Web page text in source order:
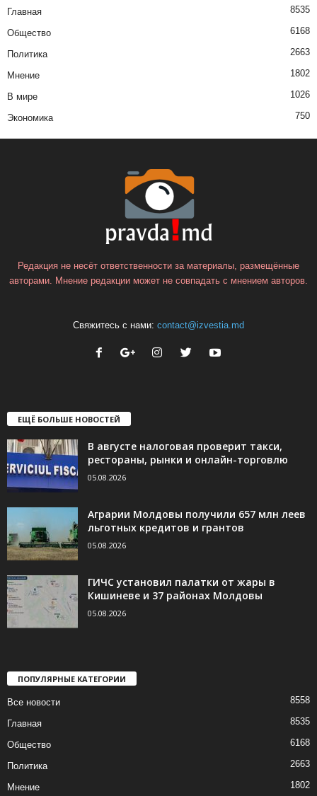
Главная 8535
Общество 6168
Политика 2663
Мнение 1802
В мире 1026
Экономика 750
Редакция не несёт ответственности за материалы, размещённые
авторами. Мнение редакции может не совпадать с мнением авторов.
Свяжитесь с нами: contact@izvestia.md
ЕЩЁ БОЛЬШЕ НОВОСТЕЙ
В августе налоговая проверит такси,
рестораны, рынки и онлайн-торговлю
05.08.2026
Аграрии Молдовы получили 657 млн леев
льготных кредитов и грантов
05.08.2026
ГИЧС установил палатки от жары в
Кишиневе и 37 районах Молдовы
05.08.2026
ПОПУЛЯРНЫЕ КАТЕГОРИИ
Все новости 8558
Главная 8535
Общество 6168
Политика 2663
Мнение 1802